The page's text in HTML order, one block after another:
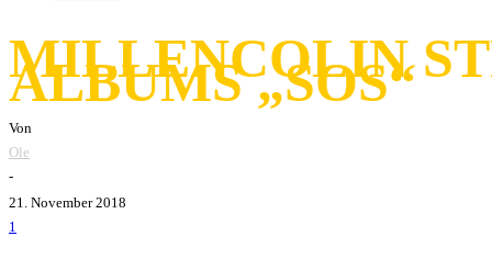
MILLENCOLIN
ALBUMS „SOS“
Von
Ole
-
21. November 2018
1